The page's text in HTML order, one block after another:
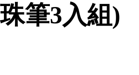
筆3入組)